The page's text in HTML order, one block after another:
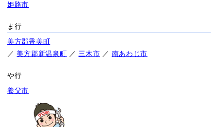
姫路市
ま行
美方郡香美町
／ 美方郡新温泉町 ／三木市 ／ 南あわじ市
や行
養父市